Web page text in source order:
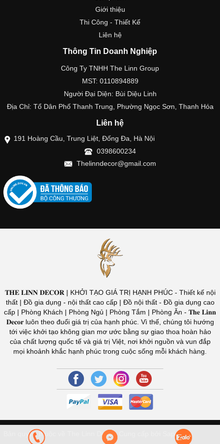
Giới thiệu
Thi Công - Thiết Kế
Liên hệ
Thông Tin Doanh Nghiệp
Công Ty TNHH The Linn Group
MST: 0110894889
Người Đại Diện: Bùi Diệu Linh
Địa Chỉ: Tổ Dân Phố Thanh Trung, Phường Ngọc Sơn, Thanh Hóa
Liên hệ
191 Hoàng Cầu, Trung Liệt, Đống Đa, Hà Nội
0398600234
Thelinndecor@gmail.com
𝐓𝐇𝐄 𝐋𝐈𝐍𝐍 𝐃𝐄𝐂𝐎𝐑 | KHỞI TẠO GIÁ TRỊ HẠNH PHÚC - Thiết kế nội
thất | Đồ gia dụng - nội thất cao cấp | Đồ nội thất - Đồ gia dụng cao
cấp | Phòng Khách | Phòng Ngủ | Phòng Tắm | Phòng Ăn - 𝐓𝐡𝐞 𝐋𝐢𝐧𝐧
𝐃𝐞𝐜𝐨𝐫 luôn theo đuổi giá trị của hạnh phúc. Vì thế, chúng tôi hướng
tới việc khởi tạo không gian mơ ước bằng sự giao thoa hoàn hảo
của chất lượng quốc tế và giá trị Việt, nơi khởi nguồn và vun đắp
mọi khoảnh khắc hạnh phúc trong cuộc sống mỗi khách hàng.
Bản quyền thuộc về The Linn Decor. Cung cấp bởi Sapo